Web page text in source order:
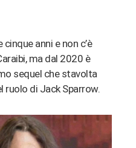
anni e non c’è
ma dal 2020 è
sequel che stavolta
ruolo di Jack Sparrow.